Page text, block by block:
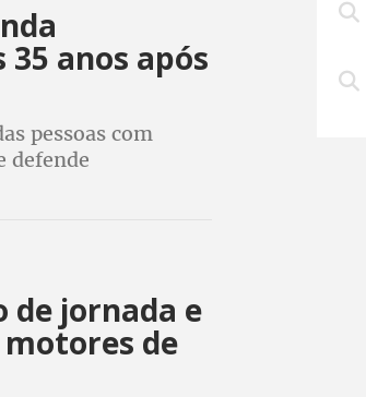
35 anos após
pessoas com
defende
de jornada e
de